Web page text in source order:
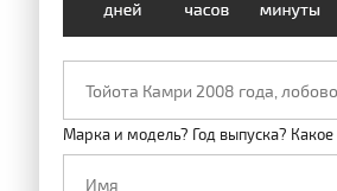
Марка и модель? Год выпуска? Какое